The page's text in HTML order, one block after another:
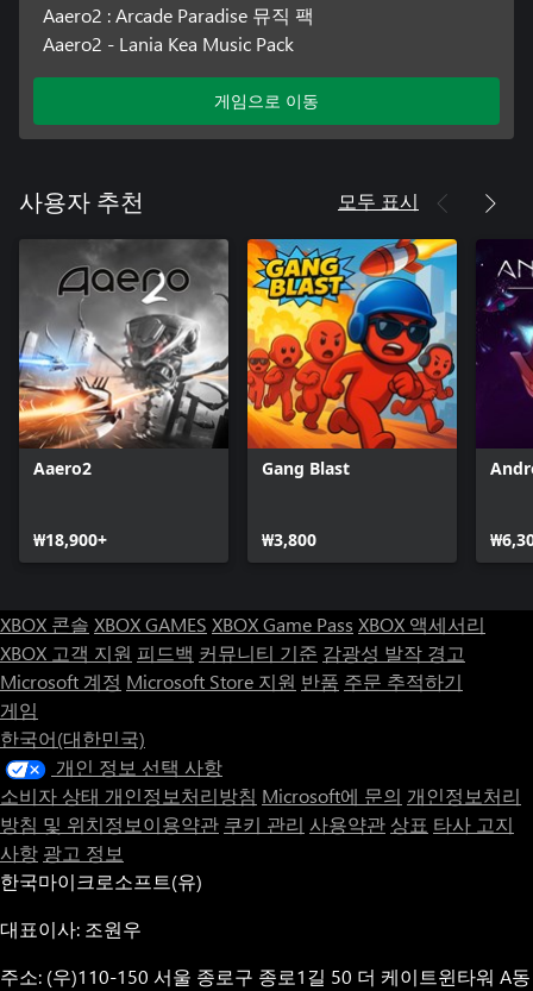
Aaero2 : Arcade Paradise 뮤직 팩
Aaero2 - Lania Kea Music Pack
게임으로 이동
사용자 추천 모두 표시
Aaero2
₩18,900+
Gang Blast
₩3,800
XBOX 콘솔 XBOX GAMES XBOX Game Pass XBOX 액세서리
XBOX 고객 지원 피드백 커뮤니티 기준 감광성 발작 경고
Microsoft 계정 Microsoft Store 지원 반품 주문 추적하기
게임
한국어(대한민국)
개인 정보 선택 사항
소비자 상태 개인정보처리방침 Microsoft에 문의 개인정보처리
방침 및 위치정보이용약관 쿠키 관리 사용약관 상표 타사 고지
사항 광고 정보
한국마이크로소프트(유)
대표이사: 조원우
주소: (우)110-150 서울 종로구 종로1길 50 더 케이트윈타워 A동